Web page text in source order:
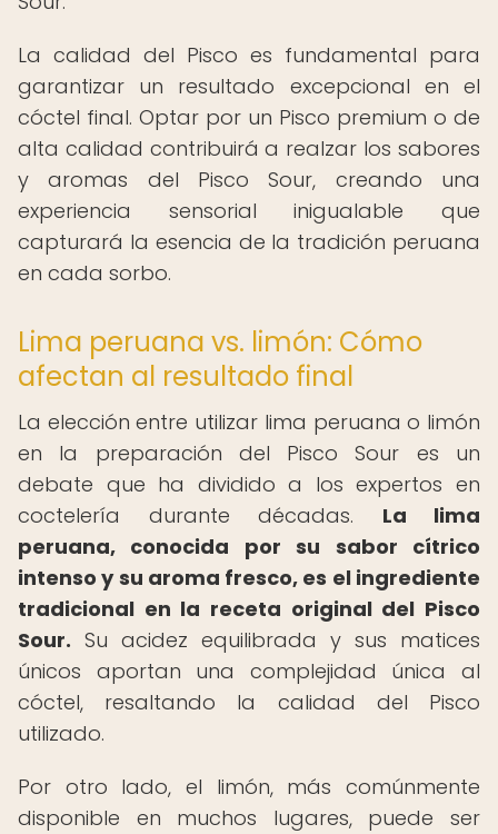
La calidad del Pisco es fundamental para
garantizar un resultado excepcional en el
cóctel final. Optar por un Pisco premium o de
alta calidad contribuirá a realzar los sabores
y aromas del Pisco Sour, creando una
experiencia sensorial inigualable que
capturará la esencia de la tradición peruana
en cada sorbo.
Lima peruana vs. limón: Cómo
afectan al resultado final
La elección entre utilizar lima peruana o limón
en la preparación del Pisco Sour es un
debate que ha dividido a los expertos en
coctelería durante décadas. La lima
peruana, conocida por su sabor cítrico
intenso y su aroma fresco, es el ingrediente
tradicional en la receta original del Pisco
Sour. Su acidez equilibrada y sus matices
únicos aportan una complejidad única al
cóctel, resaltando la calidad del Pisco
utilizado.
Por otro lado, el limón, más comúnmente
disponible en muchos lugares, puede ser